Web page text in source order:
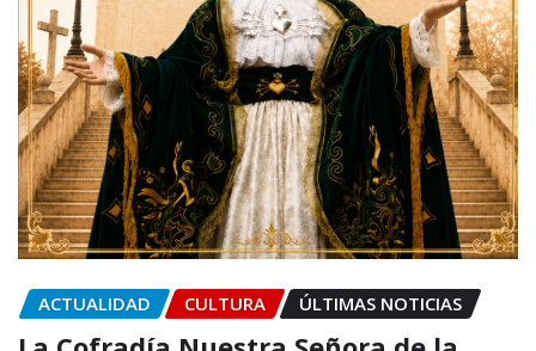
ACTUALIDAD CULTURA ÚLTIMAS NOTICIAS